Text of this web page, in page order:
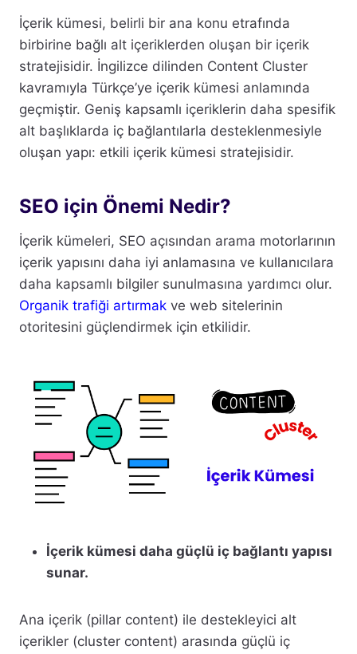
İçerik kümesi, belirli bir ana konu etrafında
birbirine bağlı alt içeriklerden oluşan bir içerik
stratejisidir. İngilizce dilinden Content Cluster
kavramıyla Türkçe’ye içerik kümesi anlamında
geçmiştir. Geniş kapsamlı içeriklerin daha spesifik
alt başlıklarda iç bağlantılarla desteklenmesiyle
oluşan yapı: etkili içerik kümesi stratejisidir.
SEO için Önemi Nedir?
İçerik kümeleri, SEO açısından arama motorlarının
içerik yapısını daha iyi anlamasına ve kullanıcılara
daha kapsamlı bilgiler sunulmasına yardımcı olur.
Organik trafiği artırmak ve web sitelerinin
otoritesini güçlendirmek için etkilidir.
İçerik kümesi daha güçlü iç bağlantı yapısı
sunar.
Ana içerik (pillar content) ile destekleyici alt
içerikler (cluster content) arasında güçlü iç